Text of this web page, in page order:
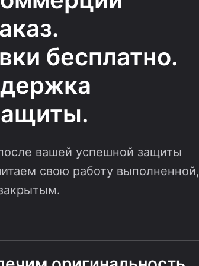
бесплатно.
вашей успешной защиты
свою работу выполненной,